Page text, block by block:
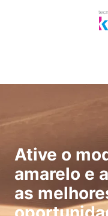
Ative o
amarelo e
as